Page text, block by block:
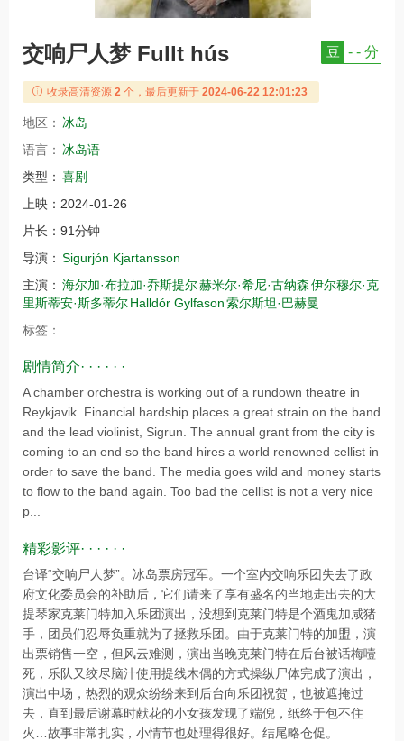
交响尸人梦 Fullt hús 豆 - - 分
收录高清资源 2 个，最后更新于 2024-06-22 12:01:23
地区： 冰岛
语言： 冰岛语
类型： 喜剧
上映： 2024-01-26
片长： 91分钟
导演： Sigurjón Kjartansson
主演： 海尔加·布拉加·乔斯提尔赫米尔·希尼·古纳森伊尔穆尔·克
里斯蒂安·斯多蒂尔Halldór Gylfason索尔斯坦·巴赫曼
标签：
剧情简介· · · · · ·
A chamber orchestra is working out of a rundown theatre in
Reykjavik. Financial hardship places a great strain on the band
and the lead violinist, Sigrun. The annual grant from the city is
coming to an end so the band hires a world renowned cellist in
order to save the band. The media goes wild and money starts
to flow to the band again. Too bad the cellist is not a very nice
p...
精彩影评· · · · · ·
台译“交响尸人梦”。冰岛票房冠军。一个室内交响乐团失去了政
府文化委员会的补助后，它们请来了享有盛名的当地走出去的大
提琴家克莱门特加入乐团演出，没想到克莱门特是个酒鬼加咸猪
手，团员们忍辱负重就为了拯救乐团。由于克莱门特的加盟，演
出票销售一空，但风云难测，演出当晚克莱门特在后台被话梅噎
死，乐队又绞尽脑汁使用提线木偶的方式操纵尸体完成了演出，
演出中场，热烈的观众纷纷来到后台向乐团祝贺，也被遮掩过
去，直到最后谢幕时献花的小女孩发现了端倪，纸终于包不住
火…故事非常扎实，小情节也处理得很好。结尾略仓促。